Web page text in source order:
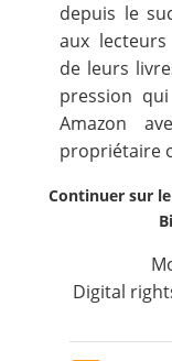
depuis le
aux
de leurs
pression
Amazon
propriétaire
Continuer sur
Digital